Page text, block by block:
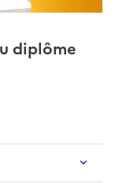
diplôme